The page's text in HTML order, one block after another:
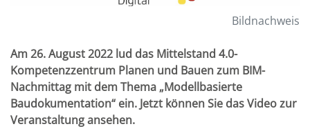
Bildnachweis
Am 26. August 2022 lud das Mittelstand 4.0-
Kompetenzzentrum Planen und Bauen zum BIM-
Nachmittag mit dem Thema „Modellbasierte
Baudokumentation“ ein. Jetzt können Sie das Video zur
Veranstaltung ansehen.